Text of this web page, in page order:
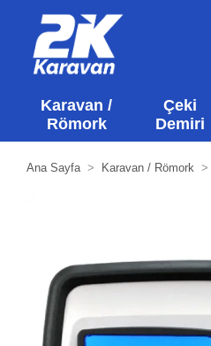
Karavan /
Römork
Çeki
Demiri
Ana Sayfa Karavan / Römork